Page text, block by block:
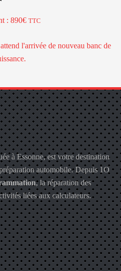
: 890€ TTC
l'arrivée de nouveau banc de
à Essonne, est votre destination
automobile. Depuis 1O
, la réparation des
liées aux calculateurs.